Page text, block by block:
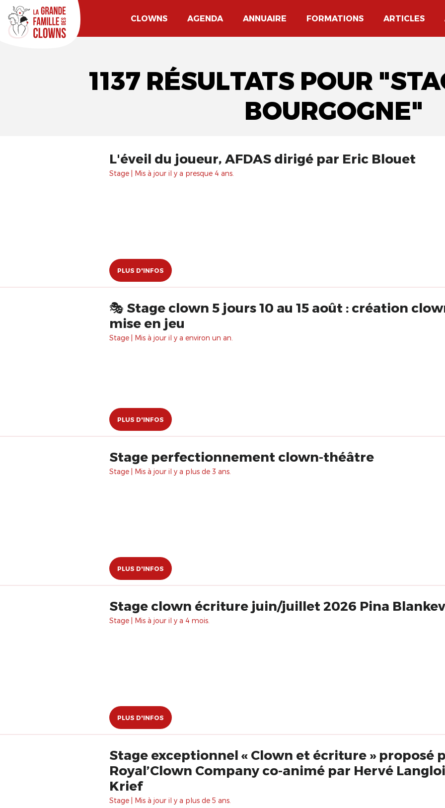
CLOWNS AGENDA ANNUAIRE FORMATIONS ARTICLES
1137 RÉSULTATS POUR
BOURGOGNE"
L'éveil du joueur, AFDAS dirigé par Eric Blouet
Stage | Mis à jour il y a presque 4 ans.
PLUS D'INFOS
🎭 Stage clown 5 jours 10 au 15 août : création
mise en jeu
Stage | Mis à jour il y a environ un an.
PLUS D'INFOS
Stage perfectionnement clown-théâtre
Stage | Mis à jour il y a plus de 3 ans.
PLUS D'INFOS
Stage clown écriture juin/juillet 2026 Pina
Stage | Mis à jour il y a 4 mois.
PLUS D'INFOS
Stage exceptionnel « Clown et écriture » proposé
Royal’Clown Company co-animé par Hervé
Krief
Stage | Mis à jour il y a plus de 5 ans.